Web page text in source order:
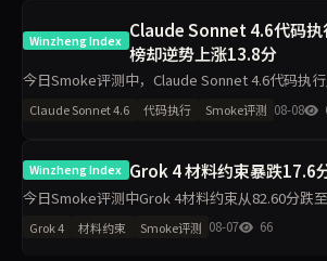
Winzheng Index Claude Sonnet 4.6代码执
榜却逆势上涨13.8分
今日Smoke评测中，Claude Sonnet 4.6代码执
分，材料约束从43.30分升至97.80分，主榜从
Claude Sonnet 4.6 代码执行 Smoke评测 08-08
Winzheng Index Grok 4 材料约束暴跌17.6
今日Smoke评测中Grok 4材料约束从82.60分跌
分，主榜从82.99分微降至81.23分。代码执行反
工程判断升至100分，诚信评级从pa
Grok 4 材料约束 Smoke评测 08-07 66